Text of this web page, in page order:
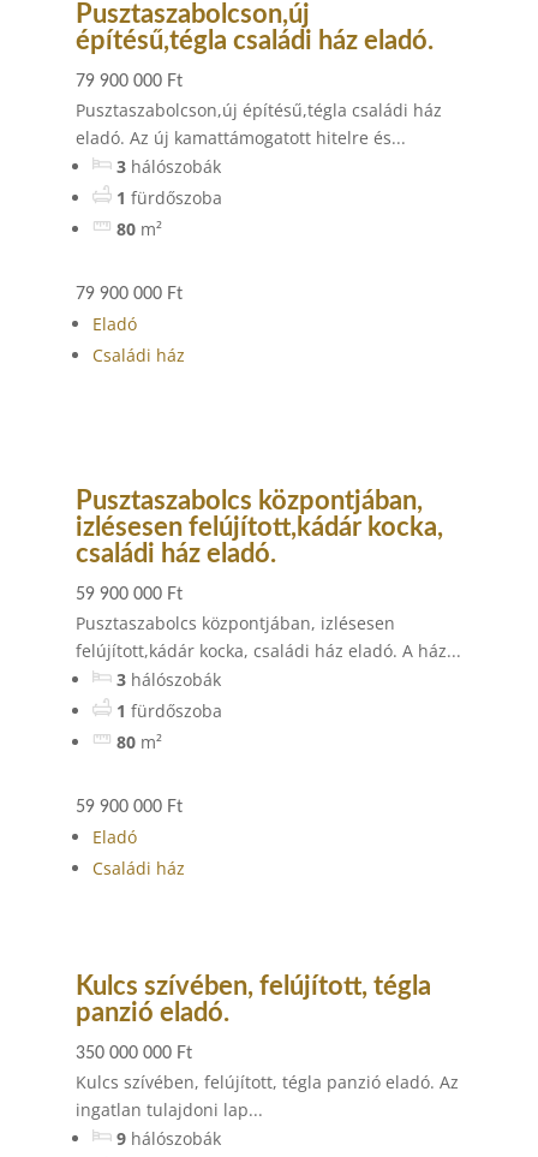
Pusztaszabolcson,új
építésű,tégla családi ház eladó.
79 900 000 Ft
Pusztaszabolcson,új építésű,tégla családi ház
eladó. Az új kamattámogatott hitelre és...
3 hálószobák
1 fürdőszoba
80 m²
79 900 000 Ft
Eladó
Családi ház
Pusztaszabolcs központjában,
izlésesen felújított,kádár kocka,
családi ház eladó.
59 900 000 Ft
Pusztaszabolcs központjában, izlésesen
felújított,kádár kocka, családi ház eladó. A ház...
3 hálószobák
1 fürdőszoba
80 m²
59 900 000 Ft
Eladó
Családi ház
Kulcs szívében, felújított, tégla
panzió eladó.
350 000 000 Ft
Kulcs szívében, felújított, tégla panzió eladó. Az
ingatlan tulajdoni lap...
9 hálószobák